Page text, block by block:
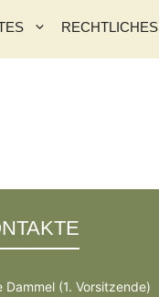
RECHTLICHES
Dammel (1. Vorsitzende)